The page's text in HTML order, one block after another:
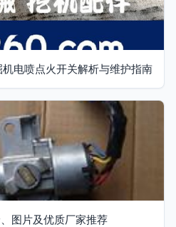
电喷点火开关解析与维护指南
图片及优质厂家推荐